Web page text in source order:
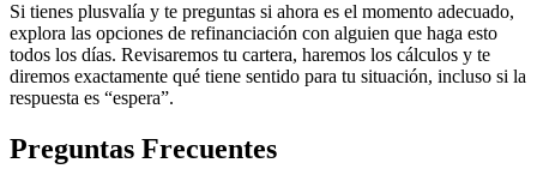
Si tienes plusvalía y te preguntas si ahora es el momento adecuado,
explora las opciones de refinanciación con alguien que haga esto
todos los días. Revisaremos tu cartera, haremos los cálculos y te
diremos exactamente qué tiene sentido para tu situación, incluso si la
respuesta es “espera”.
Preguntas Frecuentes